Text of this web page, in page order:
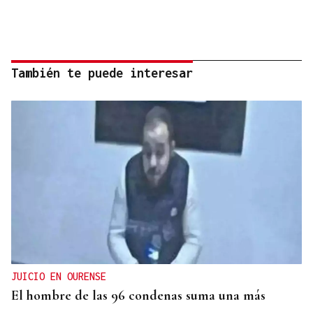
También te puede interesar
JUICIO EN OURENSE
El hombre de las 96 condenas suma una más